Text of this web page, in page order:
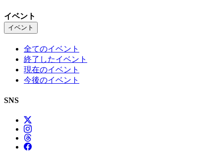
イベント
イベント
全てのイベント
終了したイベント
現在のイベント
今後のイベント
SNS